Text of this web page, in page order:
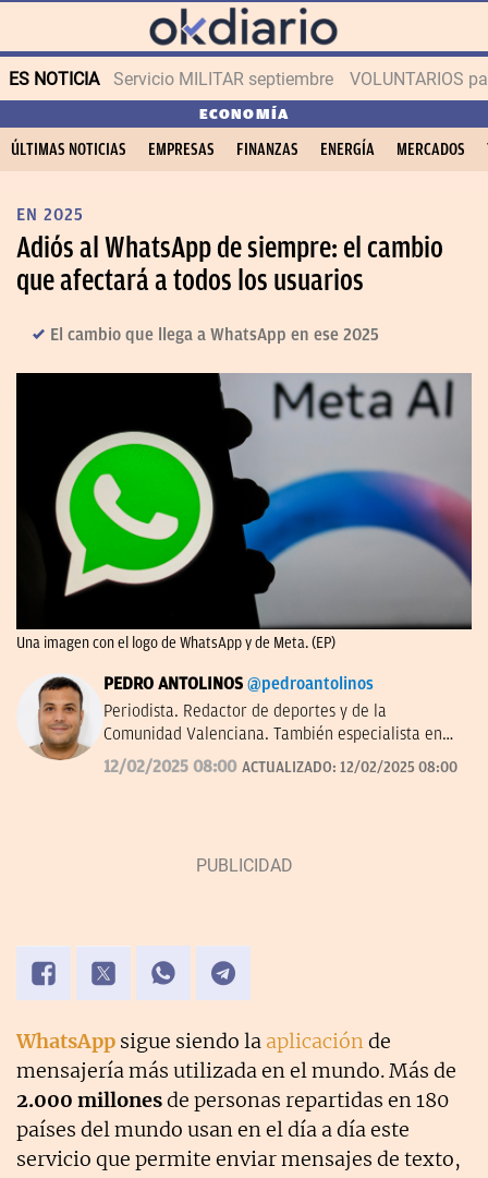
ES NOTICIA Servicio MILITAR septiembre VOLUNTARIOS
ECONOMÍA
ÚLTIMAS NOTICIAS EMPRESAS FINANZAS ENERGÍA MERCADOS
EN 2025
Adiós al WhatsApp de siempre: el cambio
que afectará a todos los usuarios
El cambio que llega a WhatsApp en ese 2025
Una imagen con el logo de WhatsApp y de Meta. (EP)
PEDRO ANTOLINOS @pedroantolinos
Periodista. Redactor de deportes y de la
Comunidad Valenciana. También especialista en
SEO. En OKDIARIO desde 2017.
12/02/2025 08:00 ACTUALIZADO: 12/02/2025 08:00
WhatsApp sigue siendo la aplicaciónde
mensajería más utilizada en el mundo. Más de
2.000 millonesde personas repartidas en 180
países del mundo usan en el día a día este
servicio que permite enviar mensajes de texto,